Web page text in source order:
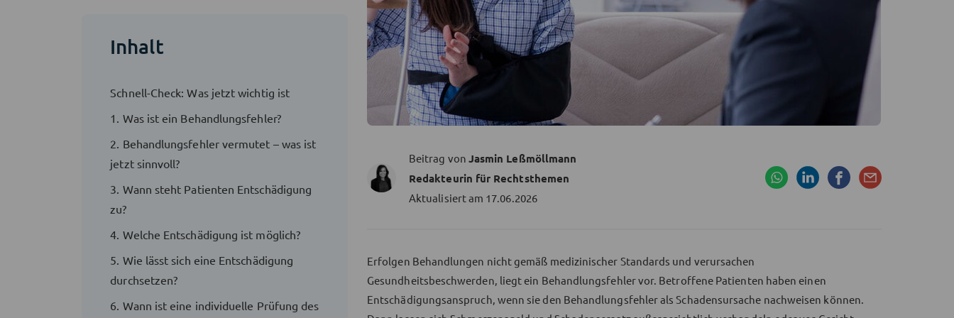
Inhalt
Schnell-Check: Was jetzt wichtig ist
1. Was ist ein Behandlungsfehler?
2. Behandlungsfehler vermutet – was ist
jetzt sinnvoll?
3. Wann steht Patienten Entschädigung
zu?
4. Welche Entschädigung ist möglich?
5. Wie lässt sich eine Entschädigung
durchsetzen?
6. Wann ist eine individuelle Prüfung des
Beitrag von Jasmin Leßmöllmann
Redakteurin für Rechtsthemen
Aktualisiert am 17.06.2026
Erfolgen Behandlungen nicht gemäß medizinischer Standards und verursachen
Gesundheitsbeschwerden, liegt ein Behandlungsfehler vor. Betroffene Patienten haben einen
Entschädigungsanspruch, wenn sie den Behandlungsfehler als Schadensursache nachweisen können.